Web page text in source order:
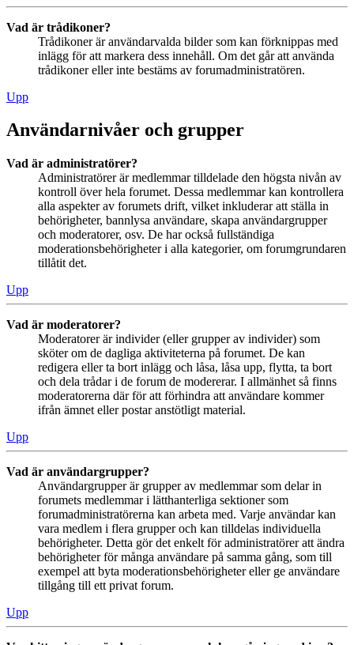
Vad är trådikoner?
Trådikoner är användarvalda bilder som kan förknippas med
inlägg för att markera dess innehåll. Om det går att använda
trådikoner eller inte bestäms av forumadministratören.
Upp
Användarnivåer och grupper
Vad är administratörer?
Administratörer är medlemmar tilldelade den högsta nivån av
kontroll över hela forumet. Dessa medlemmar kan kontrollera
alla aspekter av forumets drift, vilket inkluderar att ställa in
behörigheter, bannlysa användare, skapa användargrupper
och moderatorer, osv. De har också fullständiga
moderationsbehörigheter i alla kategorier, om forumgrundaren
tillåtit det.
Upp
Vad är moderatorer?
Moderatorer är individer (eller grupper av individer) som
sköter om de dagliga aktiviteterna på forumet. De kan
redigera eller ta bort inlägg och låsa, låsa upp, flytta, ta bort
och dela trådar i de forum de modererar. I allmänhet så finns
moderatorerna där för att förhindra att användare kommer
ifrån ämnet eller postar anstötligt material.
Upp
Vad är användargrupper?
Användargrupper är grupper av medlemmar som delar in
forumets medlemmar i lätthanterliga sektioner som
forumadministratörerna kan arbeta med. Varje användar kan
vara medlem i flera grupper och kan tilldelas individuella
behörigheter. Detta gör det enkelt för administratörer att ändra
behörigheter för många användare på samma gång, som till
exempel att byta moderationsbehörigheter eller ge användare
tillgång till ett privat forum.
Upp